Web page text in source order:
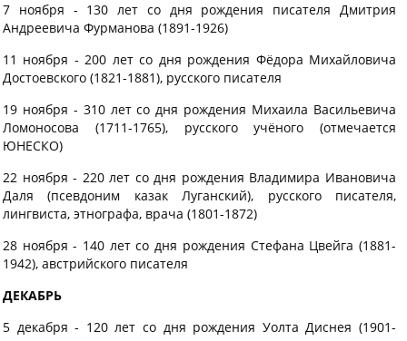
7 ноября - 130 лет со дня рождения писателя Дмитрия
Андреевича Фурманова (1891-1926)
11 ноября - 200 лет со дня рождения Фёдора Михайловича
Достоевского (1821-1881), русского писателя
19 ноября - 310 лет со дня рождения Михаила Васильевича
Ломоносова (1711-1765), русского учёного (отмечается
ЮНЕСКО)
22 ноября - 220 лет со дня рождения Владимира Ивановича
Даля (псевдоним казак Луганский), русского писателя,
лингвиста, этнографа, врача (1801-1872)
28 ноября - 140 лет со дня рождения Стефана Цвейга (1881-
1942), австрийского писателя
ДЕКАБРЬ
5 декабря - 120 лет со дня рождения Уолта Диснея (1901-